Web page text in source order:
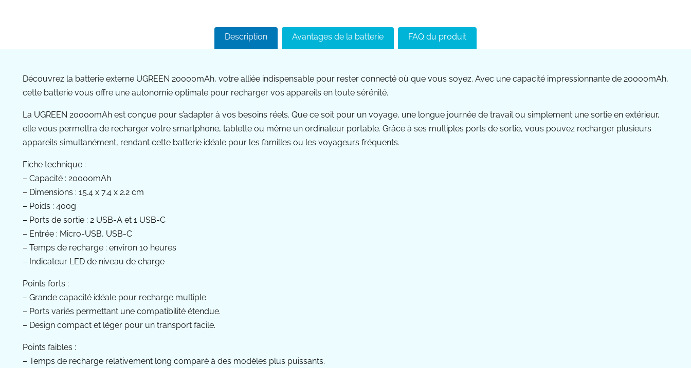
Description Avantages de la batterie FAQ du produit
Découvrez la batterie externe UGREEN 20000mAh, votre alliée indispensable pour rester connecté où que vous soyez. Avec une capacité impressionnante de 20000mAh,
cette batterie vous offre une autonomie optimale pour recharger vos appareils en toute sérénité.
La UGREEN 20000mAh est conçue pour s’adapter à vos besoins réels. Que ce soit pour un voyage, une longue journée de travail ou simplement une sortie en extérieur,
elle vous permettra de recharger votre smartphone, tablette ou même un ordinateur portable. Grâce à ses multiples ports de sortie, vous pouvez recharger plusieurs
appareils simultanément, rendant cette batterie idéale pour les familles ou les voyageurs fréquents.
Fiche technique :
– Capacité : 20000mAh
– Dimensions : 15.4 x 7.4 x 2.2 cm
– Poids : 400g
– Ports de sortie : 2 USB-A et 1 USB-C
– Entrée : Micro-USB, USB-C
– Temps de recharge : environ 10 heures
– Indicateur LED de niveau de charge
Points forts :
– Grande capacité idéale pour recharge multiple.
– Ports variés permettant une compatibilité étendue.
– Design compact et léger pour un transport facile.
Points faibles :
– Temps de recharge relativement long comparé à des modèles plus puissants.